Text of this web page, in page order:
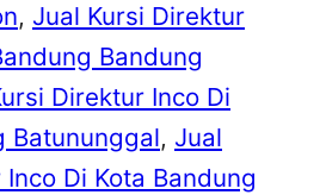
, Jual Kursi Direktur
Bandung
Direktur Inco Di
Batununggal, Jual
Di Kota Bandung